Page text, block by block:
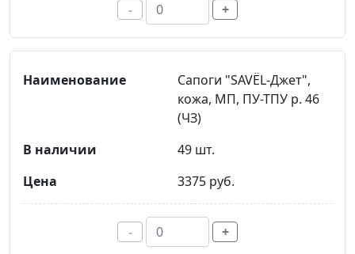
- +
Сапоги "SAVЁL-Джет",
кожа, МП, ПУ-ТПУ р. 46
(ЧЗ)
49 шт.
3375 руб.
- +